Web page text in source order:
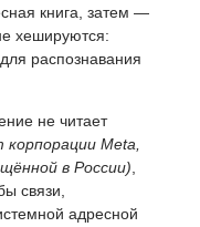
книга, затем —
хешируются:
распознавания
не читает
Meta,
в России),
связи,
адресной